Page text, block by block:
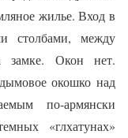
жилье. Вход в
столбами, между
замке. Окон нет.
окошко над
по-армянски
«глхатунах»